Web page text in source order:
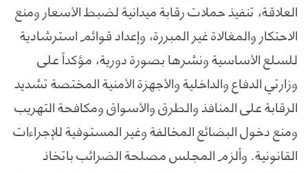
العلاقة، تنفيذ حملات رقابة ميدانية لضبط الأسعار ومنع
الاحتكار والمغالاة غير المبررة، وإعداد قوائم استرشادية
للسلع الأساسية ونشرها بصورة دورية، مؤكداً على
وزارتي الدفاع والداخلية والأجهزة الأمنية المختصة تشديد
الرقابة على المنافذ والطرق والأسواق ومكافحة التهريب
ومنع دخول البضائع المخالفة وغير المستوفية للإجراءات
القانونية. وألزم المجلس مصلحة الضرائب باتخاذ